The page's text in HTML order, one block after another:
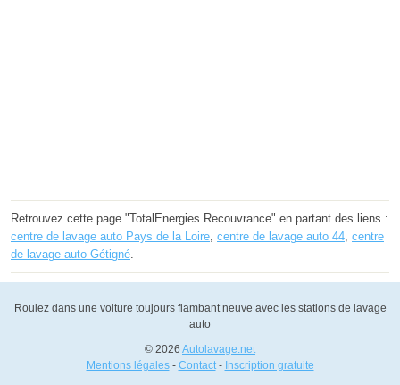
Retrouvez cette page "TotalEnergies Recouvrance" en partant des liens :
centre de lavage auto Pays de la Loire, centre de lavage auto 44, centre
de lavage auto Gétigné.
Roulez dans une voiture toujours flambant neuve avec les stations de lavage
auto
© 2026 Autolavage.net
Mentions légales- Contact- Inscription gratuite